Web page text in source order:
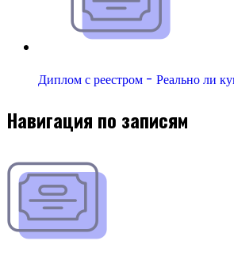
Диплом с реестром - Реально ли
Навигация по записям